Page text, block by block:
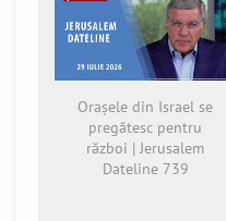
Orașele din Israel se
pregătesc pentru
război | Jerusalem
Dateline 739